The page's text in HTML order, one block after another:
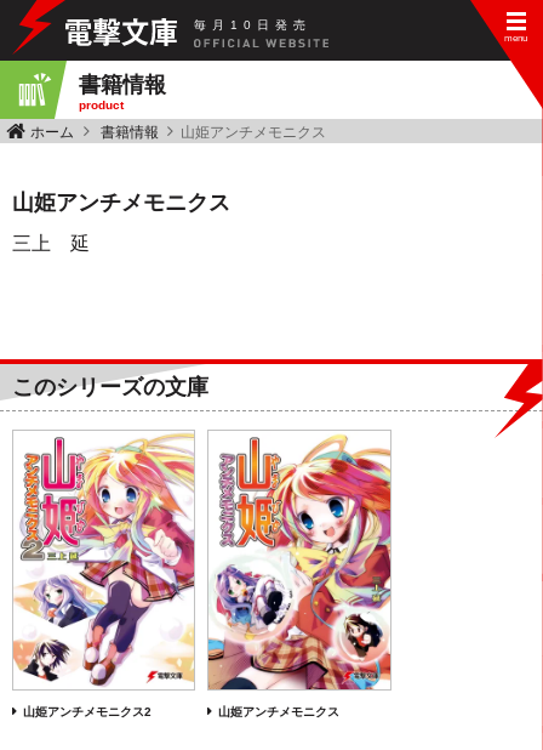
毎 月 10 日 発 売
書籍情報
product
ホーム 書籍情報 山姫アンチメモニクス
山姫アンチメモニクス
三上 延
このシリーズの文庫
山姫アンチメモニクス2 山姫アンチメモニクス